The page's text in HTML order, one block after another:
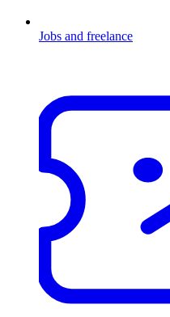
Jobs and freelance